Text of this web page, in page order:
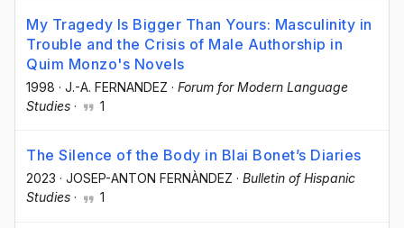
My Tragedy Is Bigger Than Yours: Masculinity in
Trouble and the Crisis of Male Authorship in
Quim Monzo's Novels
1998 · J.-A. FERNANDEZ · Forum for Modern Language
Studies · 1
The Silence of the Body in Blai Bonet’s Diaries
2023 · JOSEP-ANTON FERNÀNDEZ · Bulletin of Hispanic
Studies · 1